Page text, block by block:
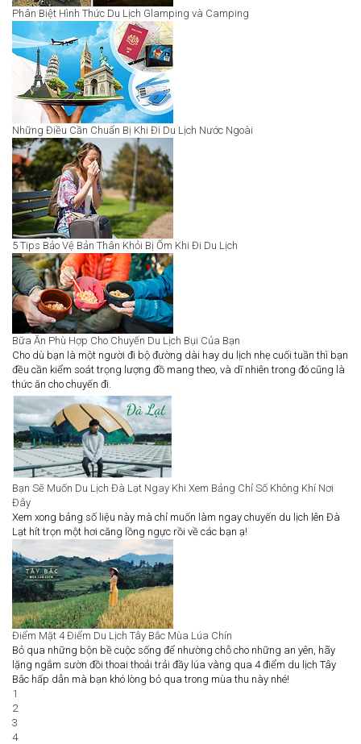
Phân Biệt Hình Thức Du Lịch Glamping và Camping
Những Điều Cần Chuẩn Bị Khi Đi Du Lịch Nước Ngoài
5 Tips Bảo Vệ Bản Thân Khỏi Bị Ốm Khi Đi Du Lịch
Bữa Ăn Phù Hợp Cho Chuyến Du Lịch Bụi Của Bạn
Cho dù bạn là một người đi bộ đường dài hay du lịch nhẹ cuối tuần thì bạn
đều cần kiểm soát trọng lượng đồ mang theo, và dĩ nhiên trong đó cũng là
thức ăn cho chuyến đi.
Bạn Sẽ Muốn Du Lịch Đà Lạt Ngay Khi Xem Bảng Chỉ Số Không Khí Nơi
Đây
Xem xong bảng số liệu này mà chỉ muốn làm ngay chuyến du lịch lên Đà
Lạt hít trọn một hơi căng lồng ngực rồi về các bạn ạ!
Điểm Mặt 4 Điểm Du Lịch Tây Bắc Mùa Lúa Chín
Bỏ qua những bộn bề cuộc sống để nhường chỗ cho những an yên, hãy
lặng ngắm sườn đồi thoai thoải trải đầy lúa vàng qua 4 điểm du lịch Tây
Bắc hấp dẫn mà bạn khó lòng bỏ qua trong mùa thu này nhé!
1
2
3
4